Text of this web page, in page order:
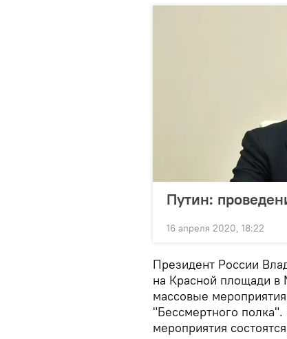
Путин:
16 апреля 2020, 18:22
Президент России
на Красной площади в
массовые
"Бессмертного
мероприятия